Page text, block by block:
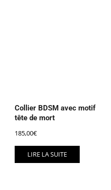
Collier BDSM avec motif
tête de mort
185,00€
LIRE LA SUITE